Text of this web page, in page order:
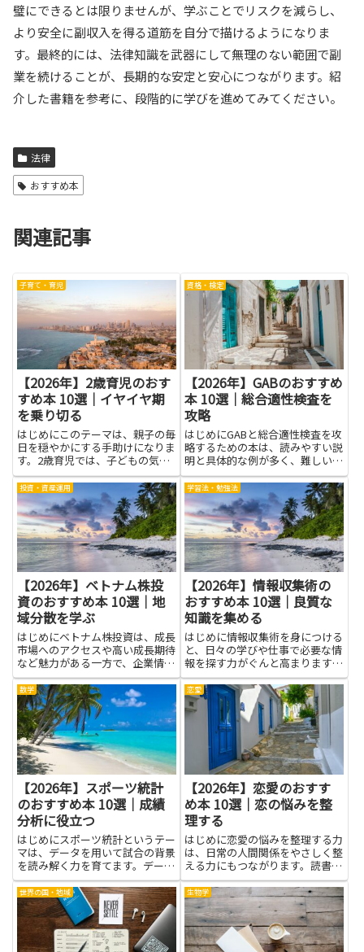
璧にできるとは限りませんが、学ぶことでリスクを減らし、
より安全に副収入を得る道筋を自分で描けるようになりま
す。最終的には、法律知識を武器にして無理のない範囲で副
業を続けることが、長期的な安定と安心につながります。紹
介した書籍を参考に、段階的に学びを進めてみてください。
法律
おすすめ本
関連記事
子育て・育児
【2026年】2歳育児のおす
すめ本 10選｜イヤイヤ期
を乗り切る
はじめにこのテーマは、親子の毎
日を穏やかにする手助けになりま
す。2歳育児では、子どもの気持
ちを理解することが大切です。イ
ヤイヤ期をやさしく乗り切るに
は、急かさず選択肢を増やし、安
心できる場を作ることがポイント
です。絵が中心の本は、具体的な
場...
資格・検定
【2026年】GABのおすすめ
本 10選｜総合適性検査を
攻略
はじめにGABと総合適性検査を攻
略するための本は、読みやすい説
明と具体的な例が多く、難しい用
語を避けて理解を助けます。問題
の出し方や考え方の筋道をつかむ
ことで、解くスピードや正解の根
拠を見つけやすくなります。本文
の要点を整理する練習、図表の...
投資・資産運用
【2026年】ベトナム株投
資のおすすめ本 10選｜地
域分散を学ぶ
はじめにベトナム株投資は、成長
市場へのアクセスや高い成長期待
など魅力がある一方で、企業情報
の入手難や為替リスク、法制度の
違いといった特徴もあります。本
書で紹介する書籍を通じて地域分
散を学ぶことで、こうした特性を
理解し、自分の投資方針に合わ
せ...
学習法・勉強法
【2026年】情報収集術の
おすすめ本 10選｜良質な
知識を集める
はじめに情報収集術を身につける
と、日々の学びや仕事で必要な情
報を探す力がぐんと高まります。
1つのテーマについて、何が本当
に役立つ情報なのかを判断する目
を養え、信頼できる出典を見分け
るコツも身につきます。結果とし
て、時間を無駄にせず要点をま
数学
【2026年】スポーツ統計
のおすすめ本 10選｜成績
分析に役立つ
はじめにスポーツ統計というテー
マは、データを用いて試合の背景
を読み解く力を育てます。データ
を読み解く力を身につけると、試
合の結果だけでなく、選手の動き
やチームの戦術傾向を客観的に評
価できるようになります。統計の
考え方を日常の観察と結びつけ
る...
恋愛
【2026年】恋愛のおすす
め本 10選｜恋の悩みを整
理する
はじめに恋愛の悩みを整理する力
は、日常の人間関係をやさしく整
える力にもつながります。読書は
自分の気持ちを言葉にする練習に
なり、モヤモヤした感情を整理し
て前向きな行動へと導いてくれま
す。紹介する本は、複雑な感情を
わかりやすい言い方で解きほぐ
し...
世界の国・地域 生物学